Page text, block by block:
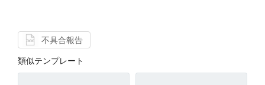
不具合報告
類似テンプレート